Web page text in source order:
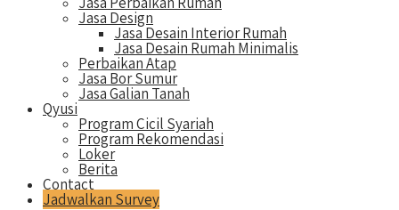
Jasa Design
Jasa Desain Interior Rumah
Jasa Desain Rumah Minimalis
Perbaikan Atap
Jasa Bor Sumur
Jasa Galian Tanah
Qyusi
Program Cicil Syariah
Program Rekomendasi
Loker
Berita
Contact
Jadwalkan Survey